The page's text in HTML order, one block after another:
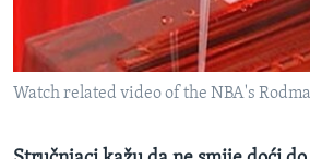
MAGAZIN
O GLASU AMERIKE
Watch related video of the NBA's